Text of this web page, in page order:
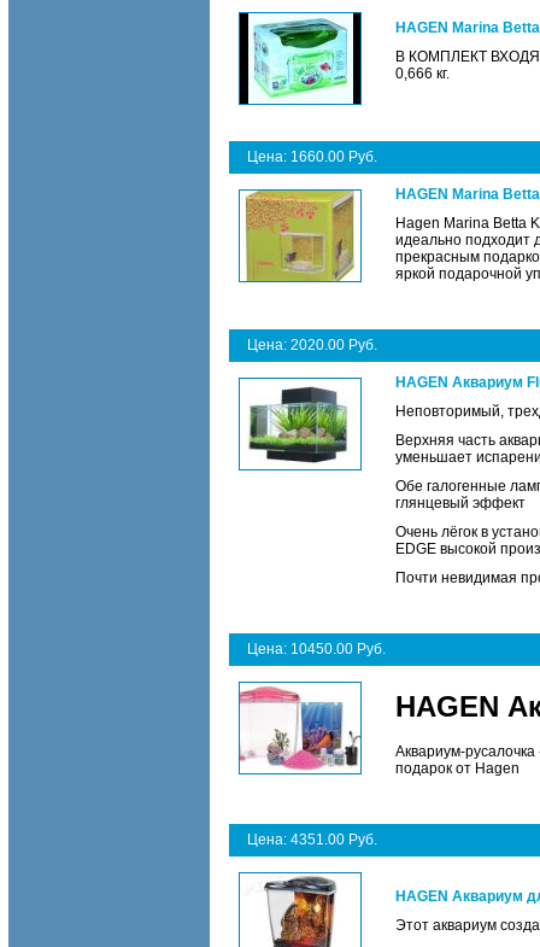
HAGEN Marina
В КОМПЛЕКТ
0,666 кг.
Цена: 1660.00 Руб.
HAGEN Marina
Hagen Marina Betta
идеально подходит
прекрасным
яркой подарочной
Цена: 2020.00 Руб.
HAGEN Аквариум
Неповторимый,
Верхняя часть
уменьшает
Обе галогенные
глянцевый эффект
Очень лёгок в
EDGE высокой
Почти невидимая
Цена: 10450.00 Руб.
HAGEN
Аквариум-
подарок от Hagen
Цена: 4351.00 Руб.
HAGEN Аквариум
Этот аквариум